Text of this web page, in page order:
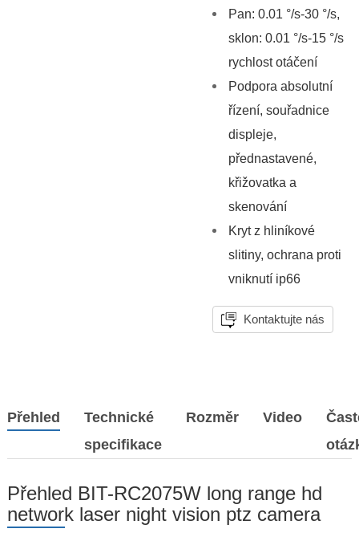
Pan: 0.01 °/s-30 °/s,
sklon: 0.01 °/s-15 °/s
rychlost otáčení
Podpora absolutní
řízení, souřadnice
displeje,
přednastavené,
křižovatka a
skenování
Kryt z hliníkové
slitiny, ochrana proti
vniknutí ip66
Kontaktujte nás
Přehled
Technické
specifikace
Rozměr Video
Přehled BIT-RC2075W long range hd
network laser night vision ptz camera